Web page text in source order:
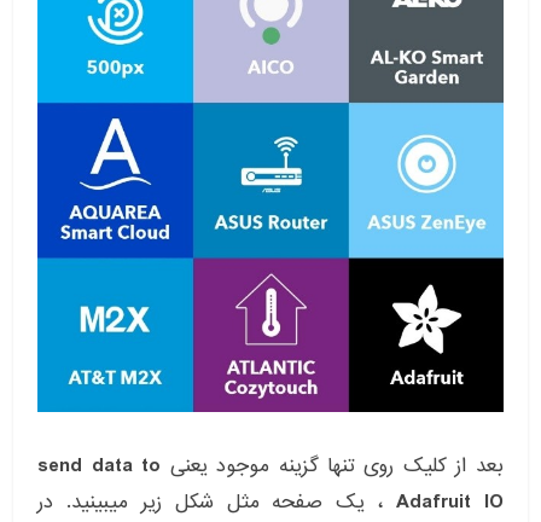
بعد از کلیک روی تنها گزینه موجود یعنی send data to
Adafruit IO ، یک صفحه مثل شکل زیر میبینید. در